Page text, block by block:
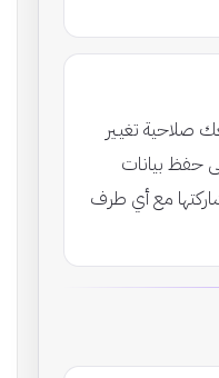
صلاحية تغيـير
حفظ بيانات
مع أي طرف